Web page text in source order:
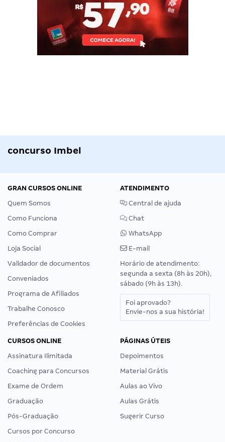
concurso Imbel
GRAN CURSOS ONLINE
Quem Somos
Como Funciona
Como Comprar
Loja Social
Validador de documentos
Conveniados
Programa de Afiliados
Trabalhe Conosco
Preferências de Cookies
ATENDIMENTO
Central de ajuda
Chat
WhatsApp
E-mail
Horário de atendimento:
segunda a sexta (8h às 20h),
sábado (9h às 13h).
Foi aprovado?
Envie-nos a sua história!
CURSOS ONLINE
Assinatura Ilimitada
Coaching para Concursos
Exame de Ordem
Graduação
Pós-Graduação
Cursos por Concurso
PÁGINAS ÚTEIS
Depoimentos
Material Grátis
Aulas ao Vivo
Aulas Grátis
Sugerir Curso